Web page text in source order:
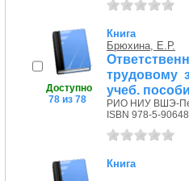
Доступно
78 из 78
Книга
Брюхина, Е.Р.
трудовому
учеб.
РИО НИУ ВШЭ-
ISBN 978-5-
Книга